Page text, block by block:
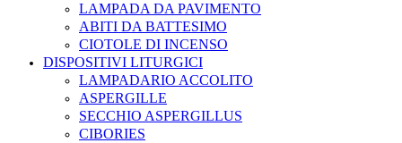
LAMPADA DA PAVIMENTO
ABITI DA BATTESIMO
CIOTOLE DI INCENSO
DISPOSITIVI LITURGICI
LAMPADARIO ACCOLITO
ASPERGILLE
SECCHIO ASPERGILLUS
CIBORIES